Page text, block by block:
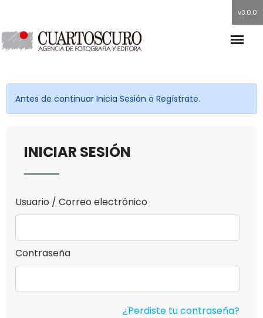
v3.0.0
Antes de continuar Inicia Sesión o Regístrate.
INICIAR SESIÓN
Usuario / Correo electrónico
Contraseña
¿Perdiste tu contraseña?